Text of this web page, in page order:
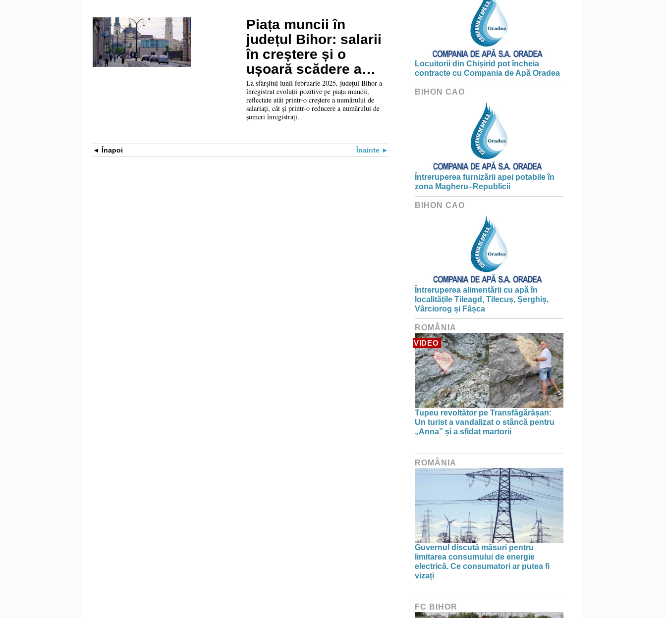
Piața muncii în
județul Bihor: salarii
în creștere și o
ușoară scădere a
șomajului
La sfârșitul lunii februarie 2025, județul Bihor a
înregistrat evoluții pozitive pe piața muncii,
reflectate atât printr-o creștere a numărului de
salariați, cât și printr-o reducere a numărului de
șomeri înregistrați.
Înapoi Înainte
Locuitorii din Chișirid pot încheia
contracte cu Compania de Apă Oradea
BIHON CAO
Întreruperea furnizării apei potabile în
zona Magheru–Republicii
BIHON CAO
Întreruperea alimentării cu apă în
localitățile Tileagd, Tilecuș, Șerghiș,
Vârciorog și Fâșca
ROMÂNIA
VIDEO
Tupeu revoltător pe Transfăgărășan:
Un turist a vandalizat o stâncă pentru
„Anna” și a sfidat martorii
ROMÂNIA
Guvernul discută măsuri pentru
limitarea consumului de energie
electrică. Ce consumatori ar putea fi
vizați
FC BIHOR